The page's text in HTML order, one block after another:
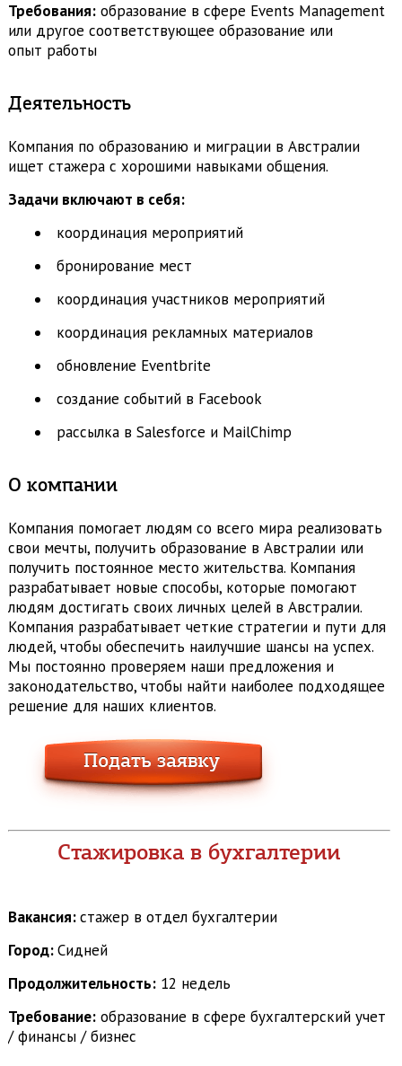
Требования: образование в сфере Events Management
или другое соответствующее образование или
опыт работы
Деятельность
Компания по образованию и миграции в Австралии
ищет стажера с хорошими навыками общения.
Задачи включают в себя:
координация мероприятий
бронирование мест
координация участников мероприятий
координация рекламных материалов
обновление Eventbrite
создание событий в Facebook
рассылка в Salesforce и MailChimp
О компании
Компания помогает людям со всего мира реализовать
свои мечты, получить образование в Австралии или
получить постоянное место жительства. Компания
разрабатывает новые способы, которые помогают
людям достигать своих личных целей в Австралии.
Компания разрабатывает четкие стратегии и пути для
людей, чтобы обеспечить наилучшие шансы на успех.
Мы постоянно проверяем наши предложения и
законодательство, чтобы найти наиболее подходящее
решение для наших клиентов.
Стажировка в бухгалтерии
Вакансия:стажер в отдел бухгалтерии
Город:Сидней
Продолжительность: 12 недель
Требование: образование в сфере бухгалтерский учет
/ финансы / бизнес